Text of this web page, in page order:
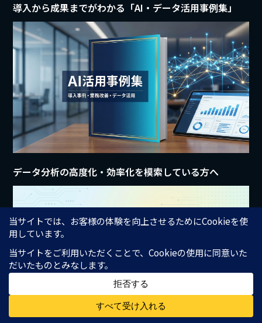
導入から成果までがわかる「AI・データ活用事例集」
データ分析の高度化・効率化を模索している方へ